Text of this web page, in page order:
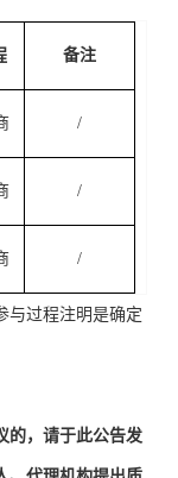
备注
/
/
/
与过程注明是确定
的，请于此公告发